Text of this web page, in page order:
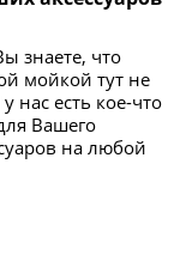
знаете, что
мойкой тут не
нас есть кое-что
Вашего
на любой